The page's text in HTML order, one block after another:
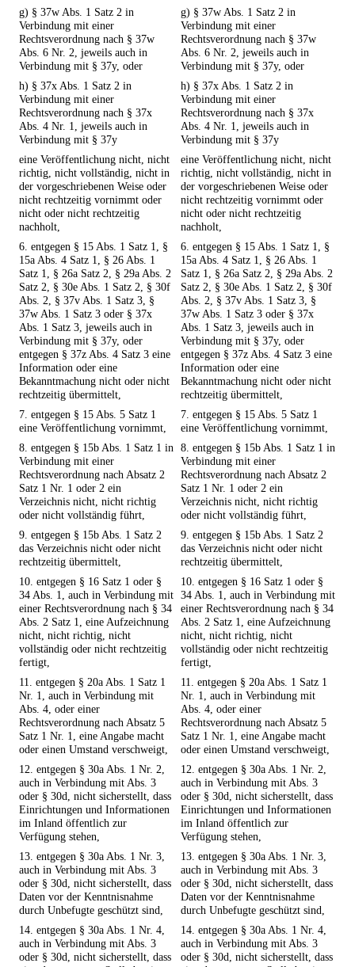
g) § 37w Abs. 1 Satz 2 in
Verbindung mit einer
Rechtsverordnung nach § 37w
Abs. 6 Nr. 2, jeweils auch in
Verbindung mit § 37y, oder
g) § 37w Abs. 1 Satz 2 in
Verbindung mit einer
Rechtsverordnung nach § 37w
Abs. 6 Nr. 2, jeweils auch in
Verbindung mit § 37y, oder
h) § 37x Abs. 1 Satz 2 in
Verbindung mit einer
Rechtsverordnung nach § 37x
Abs. 4 Nr. 1, jeweils auch in
Verbindung mit § 37y
h) § 37x Abs. 1 Satz 2 in
Verbindung mit einer
Rechtsverordnung nach § 37x
Abs. 4 Nr. 1, jeweils auch in
Verbindung mit § 37y
eine Veröffentlichung nicht, nicht
richtig, nicht vollständig, nicht in
der vorgeschriebenen Weise oder
nicht rechtzeitig vornimmt oder
nicht oder nicht rechtzeitig
nachholt,
eine Veröffentlichung nicht, nicht
richtig, nicht vollständig, nicht in
der vorgeschriebenen Weise oder
nicht rechtzeitig vornimmt oder
nicht oder nicht rechtzeitig
nachholt,
6. entgegen § 15 Abs. 1 Satz 1, §
15a Abs. 4 Satz 1, § 26 Abs. 1
Satz 1, § 26a Satz 2, § 29a Abs. 2
Satz 2, § 30e Abs. 1 Satz 2, § 30f
Abs. 2, § 37v Abs. 1 Satz 3, §
37w Abs. 1 Satz 3 oder § 37x
Abs. 1 Satz 3, jeweils auch in
Verbindung mit § 37y, oder
entgegen § 37z Abs. 4 Satz 3 eine
Information oder eine
Bekanntmachung nicht oder nicht
rechtzeitig übermittelt,
6. entgegen § 15 Abs. 1 Satz 1, §
15a Abs. 4 Satz 1, § 26 Abs. 1
Satz 1, § 26a Satz 2, § 29a Abs. 2
Satz 2, § 30e Abs. 1 Satz 2, § 30f
Abs. 2, § 37v Abs. 1 Satz 3, §
37w Abs. 1 Satz 3 oder § 37x
Abs. 1 Satz 3, jeweils auch in
Verbindung mit § 37y, oder
entgegen § 37z Abs. 4 Satz 3 eine
Information oder eine
Bekanntmachung nicht oder nicht
rechtzeitig übermittelt,
7. entgegen § 15 Abs. 5 Satz 1
eine Veröffentlichung vornimmt,
7. entgegen § 15 Abs. 5 Satz 1
eine Veröffentlichung vornimmt,
8. entgegen § 15b Abs. 1 Satz 1 in
Verbindung mit einer
Rechtsverordnung nach Absatz 2
Satz 1 Nr. 1 oder 2 ein
Verzeichnis nicht, nicht richtig
oder nicht vollständig führt,
8. entgegen § 15b Abs. 1 Satz 1 in
Verbindung mit einer
Rechtsverordnung nach Absatz 2
Satz 1 Nr. 1 oder 2 ein
Verzeichnis nicht, nicht richtig
oder nicht vollständig führt,
9. entgegen § 15b Abs. 1 Satz 2
das Verzeichnis nicht oder nicht
rechtzeitig übermittelt,
9. entgegen § 15b Abs. 1 Satz 2
das Verzeichnis nicht oder nicht
rechtzeitig übermittelt,
10. entgegen § 16 Satz 1 oder §
34 Abs. 1, auch in Verbindung mit
einer Rechtsverordnung nach § 34
Abs. 2 Satz 1, eine Aufzeichnung
nicht, nicht richtig, nicht
vollständig oder nicht rechtzeitig
fertigt,
10. entgegen § 16 Satz 1 oder §
34 Abs. 1, auch in Verbindung mit
einer Rechtsverordnung nach § 34
Abs. 2 Satz 1, eine Aufzeichnung
nicht, nicht richtig, nicht
vollständig oder nicht rechtzeitig
fertigt,
11. entgegen § 20a Abs. 1 Satz 1
Nr. 1, auch in Verbindung mit
Abs. 4, oder einer
Rechtsverordnung nach Absatz 5
Satz 1 Nr. 1, eine Angabe macht
oder einen Umstand verschweigt,
11. entgegen § 20a Abs. 1 Satz 1
Nr. 1, auch in Verbindung mit
Abs. 4, oder einer
Rechtsverordnung nach Absatz 5
Satz 1 Nr. 1, eine Angabe macht
oder einen Umstand verschweigt,
12. entgegen § 30a Abs. 1 Nr. 2,
auch in Verbindung mit Abs. 3
oder § 30d, nicht sicherstellt, dass
Einrichtungen und Informationen
im Inland öffentlich zur
Verfügung stehen,
12. entgegen § 30a Abs. 1 Nr. 2,
auch in Verbindung mit Abs. 3
oder § 30d, nicht sicherstellt, dass
Einrichtungen und Informationen
im Inland öffentlich zur
Verfügung stehen,
13. entgegen § 30a Abs. 1 Nr. 3,
auch in Verbindung mit Abs. 3
oder § 30d, nicht sicherstellt, dass
Daten vor der Kenntnisnahme
durch Unbefugte geschützt sind,
13. entgegen § 30a Abs. 1 Nr. 3,
auch in Verbindung mit Abs. 3
oder § 30d, nicht sicherstellt, dass
Daten vor der Kenntnisnahme
durch Unbefugte geschützt sind,
14. entgegen § 30a Abs. 1 Nr. 4,
auch in Verbindung mit Abs. 3
oder § 30d, nicht sicherstellt, dass
14. entgegen § 30a Abs. 1 Nr. 4,
auch in Verbindung mit Abs. 3
oder § 30d, nicht sicherstellt, dass